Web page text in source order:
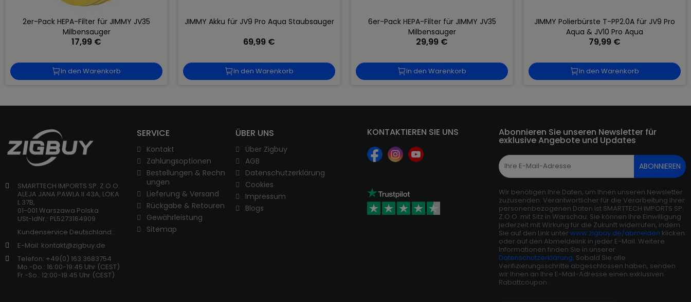
2er-Pack HEPA-Filter für JIMMY JV35
Milbensauger
17,99 €
In den Warenkorb
JIMMY Akku für JV9 Pro Aqua Staubsauger
69,99 €
In den Warenkorb
6er-Pack HEPA-Filter für JIMMY JV35
Milbensauger
29,99 €
In den Warenkorb
JIMMY Polierbürste T-PP2.0A für JV9 Pro
Aqua & JV10 Pro Aqua
79,99 €
In den Warenkorb
SMARTTECH IMPORTS SP. Z.O.O.
ALEJA JANA PAWLA II 43A, LOKA
L 37B,
01-001 Warszawa Polska
USt-IdNr.: PL5273164909
Kundenservice Deutschland:
E-Mail: kontakt@zigbuy.de
Telefon: +49(0) 163 3683754
Mo.-Do.: 16:00-19:45 Uhr (CEST)
Fr.-So.: 12:00-19:45 Uhr (CEST)
SERVICE
Kontakt
Zahlungsoptionen
Bestellungen & Rechn
ungen
Lieferung & Versand
Rückgabe & Retouren
Gewährleistung
Sitemap
ÜBER UNS
Über Zigbuy
AGB
Datenschutzerklärung
Cookies
Impressum
Blogs
KONTAKTIEREN SIE UNS Abonnieren Sie unseren Newsletter für
exklusive Angebote und Updates
ABONNIEREN
Wir benötigen Ihre Daten, um Ihnen unseren Newsletter
zuzusenden. Verantwortlicher für die Verarbeitung Ihrer
personenbezogenen Daten ist SMARTTECH IMPORTS SP.
Z.O.O. mit Sitz in Warschau. Sie können Ihre Einwilligung
jederzeit mit Wirkung für die Zukunft widerrufen, indem
Sie auf den Link unter www.zigbuy.de/abmelden klicken
oder auf den Abmeldelink in jeder E-Mail. Weitere
Informationen finden Sie in unserer
Datenschutzerklärung. Sobald Sie alle
Verifizierungsschritte abgeschlossen haben, senden
wir Ihnen an Ihre E-Mail-Adresse einen exklusiven
Rabattcoupon.